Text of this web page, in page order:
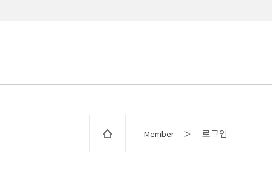
Member ＞ 로그인